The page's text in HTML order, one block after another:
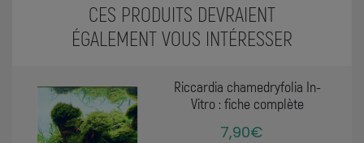
CES PRODUITS DEVRAIENT
ÉGALEMENT VOUS INTÉRESSER
Riccardia chamedryfolia In-
Vitro : fiche complète
7,90€